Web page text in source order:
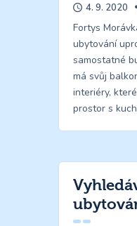
4. 9. 2020
Fortys
ubytování
samostatné
má svůj
interiéry,
prostor s